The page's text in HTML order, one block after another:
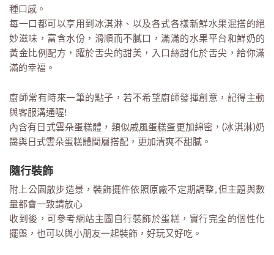
種口感。
每一口都可以享用到冰淇淋、以及各式各樣新鮮水果混搭的絕
妙滋味，富含水份，滑順而不膩口，滿滿的水果平台和鮮奶的
黃金比例配方，躍於舌尖的甜美，入口絲甜化於舌尖，給你滿
滿的幸福。
廚師常有時來一筆的點子，若不希望廚師發揮創意，記得主動
與客服溝通喔!
內含有日式雲朵蛋糕體，類似戚風蛋糕蛋更加綿密，(冰淇淋)奶
醬與日式雲朵蛋糕體間層搭配，更加清爽不甜膩。
隨行裝飾
附上公園散步造景，裝飾擺件依照原廠不定期調整, 但主題與數
量都會一致請放心
收到後，可參考網站主圖自行裝飾於蛋糕，實行完全的個性化
擺盤，也可以與小朋友一起裝飾，好玩又好吃。